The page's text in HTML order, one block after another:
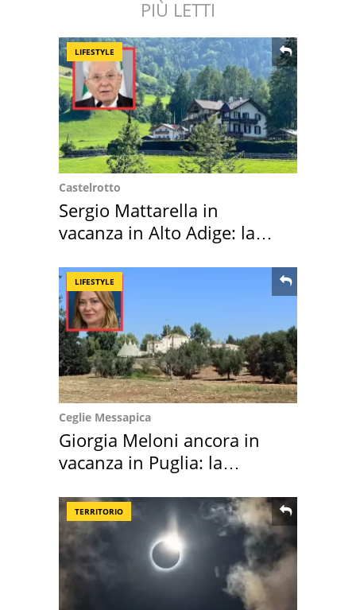
PIÙ LETTI
LIFESTYLE
Castelrotto
Sergio Mattarella in
vacanza in Alto Adige: la
LIFESTYLE
Ceglie Messapica
Giorgia Meloni ancora in
vacanza in Puglia: la
TERRITORIO